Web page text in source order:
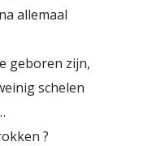
allemaal
geboren zijn,
schelen
?